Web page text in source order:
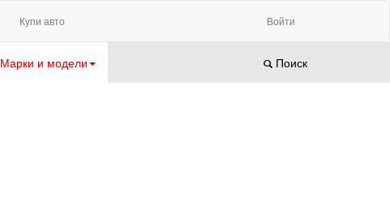
Купи авто Войти
Марки и модели Поиск